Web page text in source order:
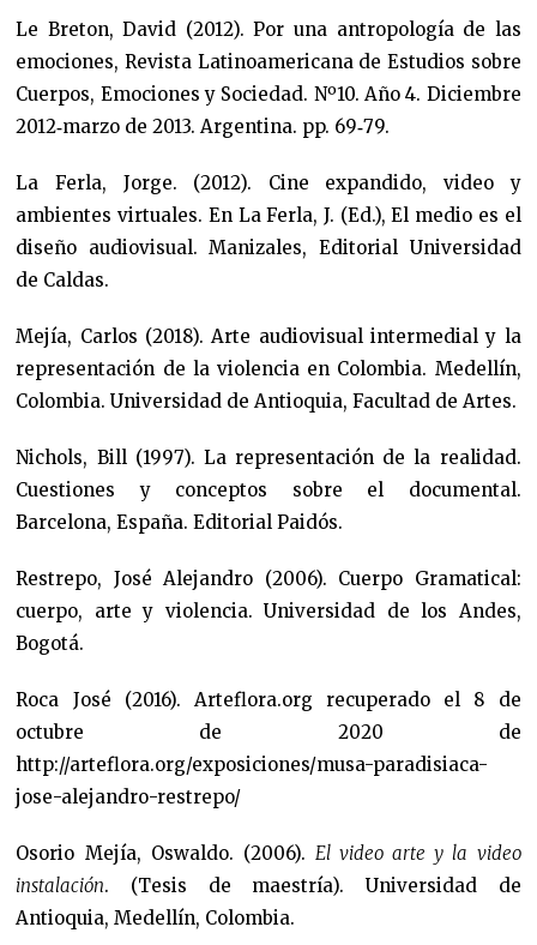
Le Breton, David (2012). Por una antropología de las
emociones, Revista Latinoamericana de Estudios sobre
Cuerpos, Emociones y Sociedad. Nº10. Año 4. Diciembre
2012‐marzo de 2013. Argentina. pp. 69‐79.
La Ferla, Jorge. (2012). Cine expandido, video y
ambientes virtuales. En La Ferla, J. (Ed.), El medio es el
diseño audiovisual. Manizales, Editorial Universidad
de Caldas.
Mejía, Carlos (2018). Arte audiovisual intermedial y la
representación de la violencia en Colombia. Medellín,
Colombia. Universidad de Antioquia, Facultad de Artes.
Nichols, Bill (1997). La representación de la realidad.
Cuestiones y conceptos sobre el documental.
Barcelona, España. Editorial Paidós.
Restrepo, José Alejandro (2006). Cuerpo Gramatical:
cuerpo, arte y violencia. Universidad de los Andes,
Bogotá.
Roca José (2016). Arteflora.org recuperado el 8 de
octubre de 2020 de
http://arteflora.org/exposiciones/musa-paradisiaca-
jose-alejandro-restrepo/
Osorio Mejía, Oswaldo. (2006). El video arte y la video
instalación. (Tesis de maestría). Universidad de
Antioquia, Medellín, Colombia.